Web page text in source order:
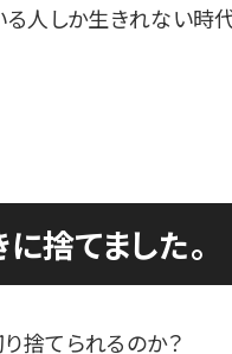
人しか生きれない時
捨てました。
捨てられるのか？